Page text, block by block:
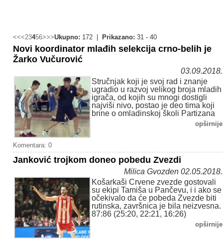
<<<23456>>>Ukupno: 172 | Prikazano: 31 - 40
Novi koordinator mlađih selekcija crno-belih je
Žarko Vučurović
03.09.2018.
Stručnjak koji je svoj rad i znanje
ugradio u razvoj velikog broja mladih
igrača, od kojih su mnogi dostigli
najviši nivo, postao je deo tima koji
brine o omladinskoj školi Partizana
opširnije
Komentara: 0
Janković trojkom doneo pobedu Zvezdi
Milica Gvozden 02.05.2018.
Košarkaši Crvene zvezde gostovali
su ekipi Tamiša u Pančevu, i i ako se
očekivalo da će pobeda Zvezde biti
rutinska, završnica je bila neizvesna.
87:86 (25:20, 22:21, 16:26)
opširnije